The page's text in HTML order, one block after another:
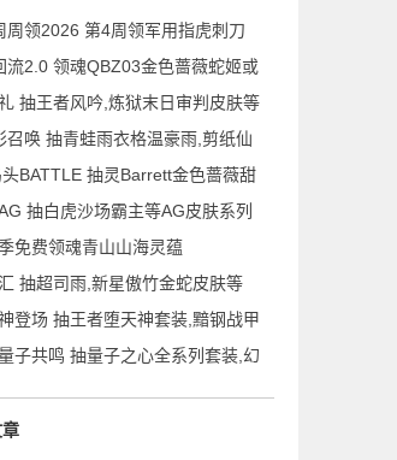
周领2026 第4周领军用指虎刺刀
流2.0 领魂QBZ03金色蔷薇蛇姬或
抽王者风吟,炼狱末日审判皮肤等
召唤 抽青蛙雨衣格温豪雨,剪纸仙
洋洋等
BATTLE 抽灵Barrett金色蔷薇甜
抽白虎沙场霸主等AG皮肤系列
免费领魂青山山海灵蕴
抽超司雨,新星傲竹金蛇皮肤等
登场 抽王者堕天神套装,黯钢战甲
子共鸣 抽量子之心全系列套装,幻